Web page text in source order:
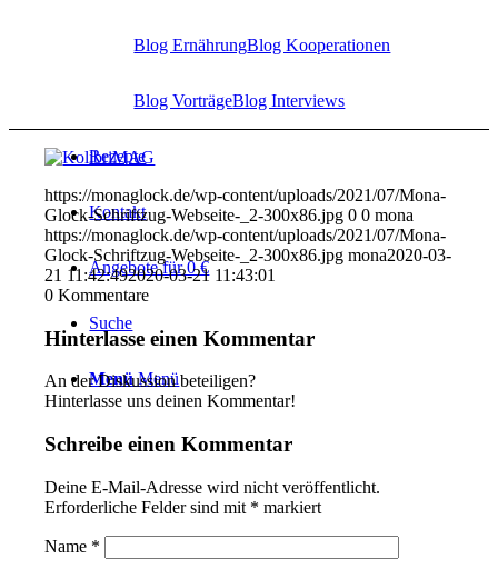
Blog ErnährungBlog Kooperationen
Blog VorträgeBlog Interviews
Rezepte
Kontakt
Angebote für 0 €
Suche
Menü Menü
https://monaglock.de/wp-content/uploads/2021/07/Mona-
Glock-Schriftzug-Webseite-_2-300x86.jpg 0 0 mona
https://monaglock.de/wp-content/uploads/2021/07/Mona-
Glock-Schriftzug-Webseite-_2-300x86.jpg mona2020-03-
21 11:42:492020-03-21 11:43:01
0 Kommentare
Hinterlasse einen Kommentar
An der Diskussion beteiligen?
Hinterlasse uns deinen Kommentar!
Schreibe einen Kommentar
Deine E-Mail-Adresse wird nicht veröffentlicht.
Erforderliche Felder sind mit * markiert
Name *